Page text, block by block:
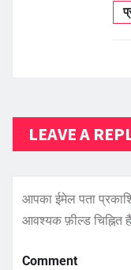
LEAVE A
आपका ईमेल पता
आवश्यक फ़ील्ड चिह्नित
Comment